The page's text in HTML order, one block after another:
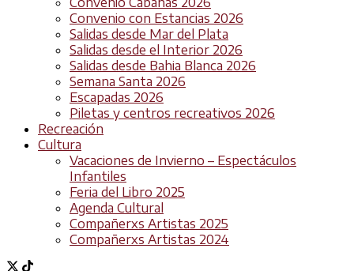
Convenio con Estancias 2026
Salidas desde Mar del Plata
Salidas desde el Interior 2026
Salidas desde Bahia Blanca 2026
Semana Santa 2026
Escapadas 2026
Piletas y centros recreativos 2026
Recreación
Cultura
Vacaciones de Invierno – Espectáculos
Infantiles
Feria del Libro 2025
Agenda Cultural
Compañerxs Artistas 2025
Compañerxs Artistas 2024